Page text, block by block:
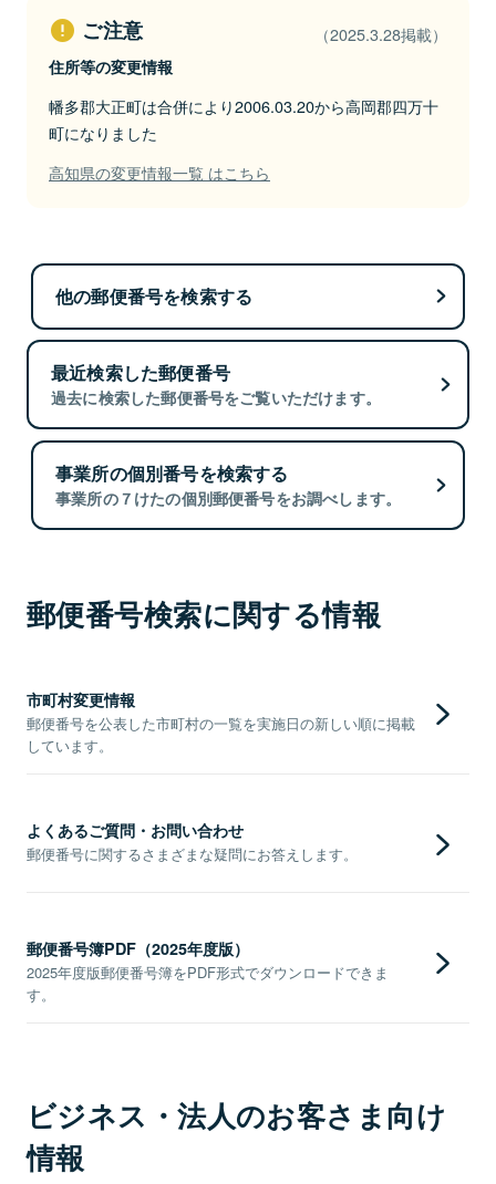
ご注意 （2025.3.28掲載）
住所等の変更情報
幡多郡大正町は合併により2006.03.20から高岡郡四万十
町になりました
高知県の変更情報一覧 はこちら
他の郵便番号を検索する
最近検索した郵便番号
過去に検索した郵便番号をご覧いただけます。
事業所の個別番号を検索する
事業所の７けたの個別郵便番号をお調べします。
郵便番号検索に関する情報
市町村変更情報
郵便番号を公表した市町村の一覧を実施日の新しい順に掲載
しています。
よくあるご質問・お問い合わせ
郵便番号に関するさまざまな疑問にお答えします。
郵便番号簿PDF（2025年度版）
2025年度版郵便番号簿をPDF形式でダウンロードできま
す。
ビジネス・法人のお客さま向け
情報